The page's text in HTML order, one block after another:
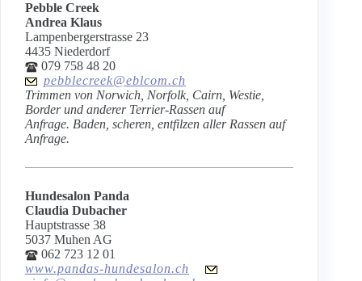
Pebble Creek
Andrea Klaus
Lampenbergerstrasse 23
4435 Niederdorf
079 758 48 20
pebblecreek@eblcom.ch
Trimmen von Norwich, Norfolk, Cairn, Westie,
Border und anderer Terrier-Rassen auf
Anfrage. Baden, scheren, entfilzen aller Rassen auf
Anfrage.
Hundesalon Panda
Claudia Dubacher
Hauptstrasse 38
5037 Muhen AG
062 723 12 01
www.pandas-hundesalon.ch